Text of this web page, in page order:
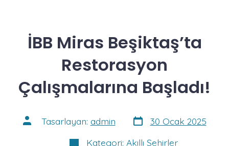
İBB Miras Beşiktaş’ta
Restorasyon
Çalışmalarına Başladı!
Yazının
yazarı
Tasarlayan: admin Yazı
tarihi
30 Ocak 2025
Kategoriler
Kategori: Akıllı Şehirler